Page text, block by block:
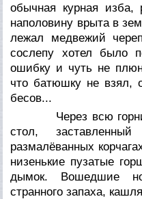
обычная курная
наполовину врыта в
лежал медвежий
сослепу хотел было
ошибку и чуть не
что батюшку не взял,
бесов...
Через всю
стол,
размалёванных
низенькие пузатые
дымок. Вошедшие
странного запаха,